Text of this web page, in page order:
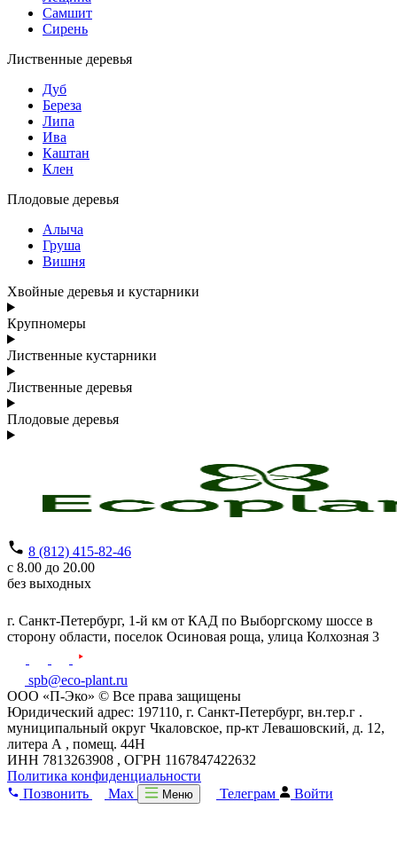
Самшит
Сирень
Лиственные деревья
Дуб
Береза
Липа
Ива
Каштан
Клен
Плодовые деревья
Алыча
Груша
Вишня
Хвойные деревья и кустарники
Крупномеры
Лиственные кустарники
Лиственные деревья
Плодовые деревья
8 (812) 415-82-46
с 8.00 до 20.00
без выходных
г. Санкт-Петербург, 1-й км от КАД по Выборгскому шоссе в
сторону области, поселок Осиновая роща, улица Колхозная 3
spb@eco-plant.ru
ООО «П-Эко» © Все права защищены
Юридический адрес: 197110, г. Санкт-Петербург, вн.тер.г .
муниципальный округ Чкаловское, пр-кт Левашовский, д. 12,
литера А , помещ. 44Н
ИНН 7813263908 , ОГРН 1167847422632
Политика конфиденциальности
Позвонить
Max Меню Телеграм Войти